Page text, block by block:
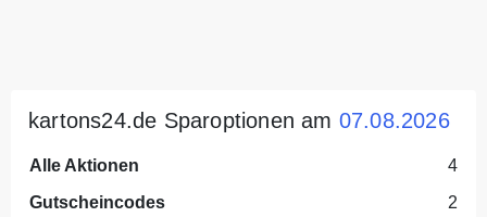
kartons24.de Sparoptionen am 07.08.2026
Alle Aktionen
4
Gutscheincodes
2